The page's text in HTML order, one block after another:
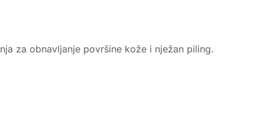
za obnavljanje površine kože i nježan piling.